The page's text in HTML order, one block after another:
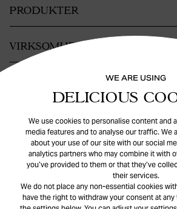
WE ARE USING
DELICIOUS
We use cookies to personalise content and
media features and to analyse our traffic. We
about your use of our site with our social
analytics partners who may combine it with
you’ve provided to them or that they’ve
their services.
We do not place any non-essential cookies
have the right to withdraw your consent at
PRODUKTER
VIRKSOMHET
HJELP